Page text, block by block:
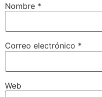
Nombre *
Correo electrónico *
Web